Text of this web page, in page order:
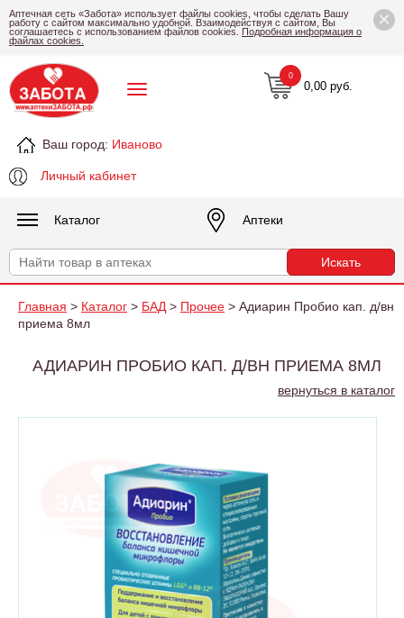
×
Аптечная сеть «Забота» использует файлы cookies, чтобы сделать Вашу
работу с сайтом максимально удобной. Взаимодействуя с сайтом, Вы
соглашаетесь с использованием файлов cookies. Подробная информация о
файлах cookies.
Ваш город: Иваново
Личный кабинет
0,00 руб.
0
Каталог Аптеки
Главная > Каталог > БАД > Прочее > Адиарин Пробио кап. д/вн
приема 8мл
АДИАРИН ПРОБИО КАП. Д/ВН ПРИЕМА 8МЛ
вернуться в каталог